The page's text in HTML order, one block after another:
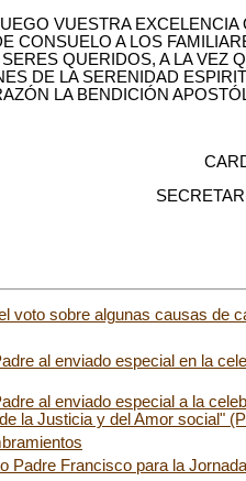
EXCELENCIA
CONSUELO A LOS
QUERIDOS, A LA VEZ
DE LA SERENIDAD
LA BENDICIÓN
PIETRO
DE ESTADO
voto sobre algunas causas de
al enviado especial en la
al enviado especial a la
la Justicia y del Amor social"
Padre Francisco para la